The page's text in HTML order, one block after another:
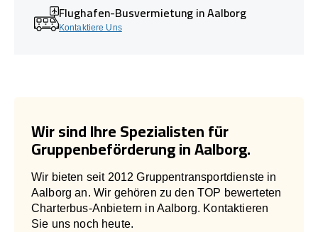
Flughafen-Busvermietung in Aalborg
Kontaktiere Uns
Wir sind Ihre Spezialisten für
Gruppenbeförderung in Aalborg.
Wir bieten seit 2012 Gruppentransportdienste in
Aalborg an. Wir gehören zu den TOP bewerteten
Charterbus-Anbietern in Aalborg. Kontaktieren
Sie uns noch heute.